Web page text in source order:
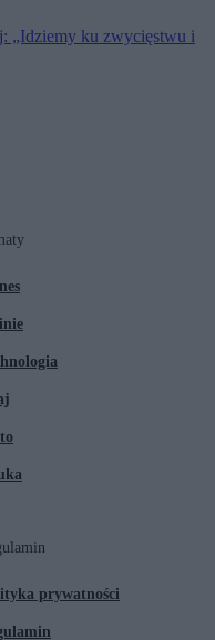
„Idziemy ku zwycięstwu i
prywatności